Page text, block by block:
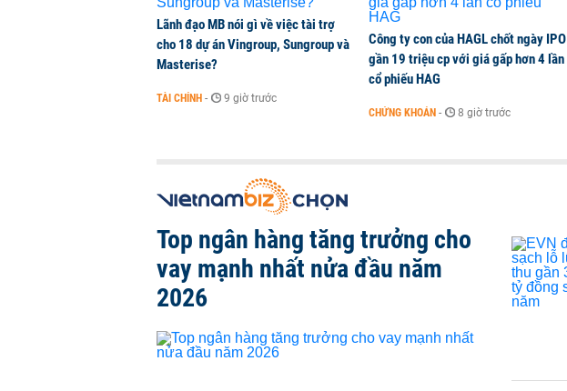
Lãnh đạo MB nói gì về việc tài trợ
cho 18 dự án Vingroup, Sungroup và
Masterise?
TÀI CHÍNH - 9 giờ trước
Công ty con của HAGL chốt ngày IPO
gần 19 triệu cp với giá gấp hơn 4 lần
cổ phiếu HAG
CHỨNG KHOÁN - 8 giờ trước
Top ngân hàng tăng trưởng cho
vay mạnh nhất nửa đầu năm
2026